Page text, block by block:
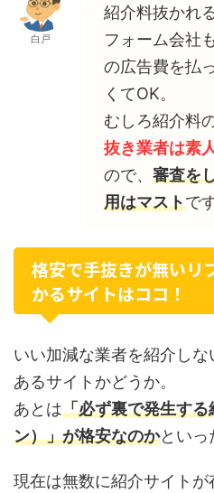
白戸
紹介料抜かれ
フォーム会社
の広告費を払
くてOK。
むしろ紹介料
抜き業者は素
ので、 審査を
用はマストで
格安で手抜きが無いリ
かるサイトはココ！
いい加減な業者を紹介し
あるサイトかどうか。
あとは「必ず裏で発生す
ン）」が格安なのかといっ
現在は無数に紹介サイト